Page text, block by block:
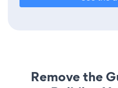
Remove the